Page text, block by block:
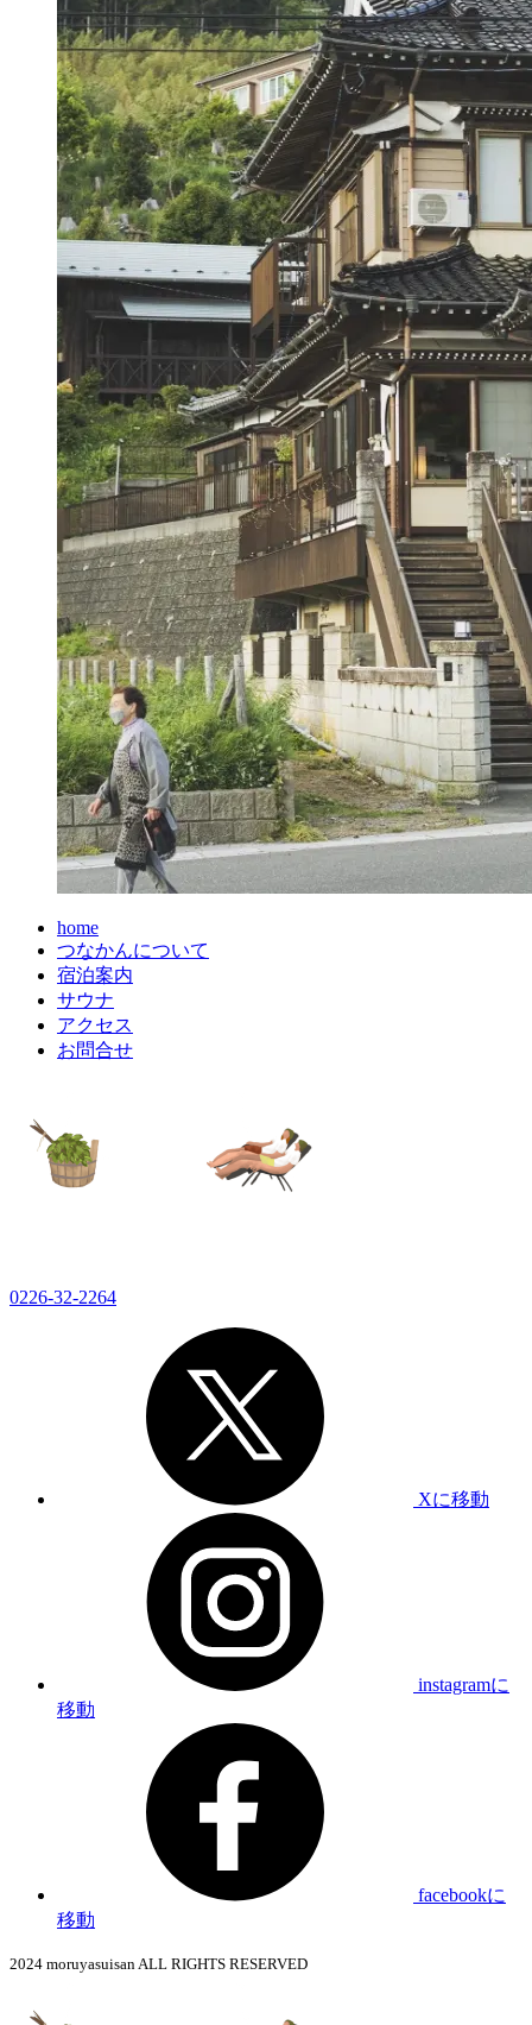
home
つなかんについて
宿泊案内
サウナ
アクセス
お問合せ
0226-32-2264
Xに移動
instagramに
移動
facebookに
移動
2024 moruyasuisan ALL RIGHTS RESERVED